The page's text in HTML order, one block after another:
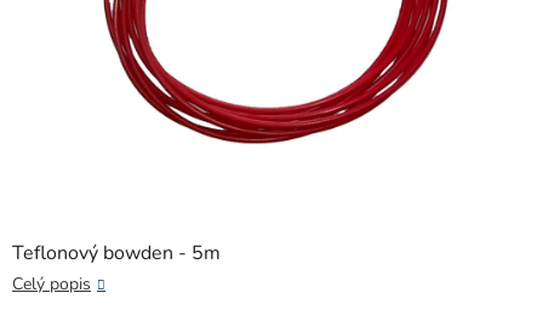
Teflonový bowden - 5m
Celý popis